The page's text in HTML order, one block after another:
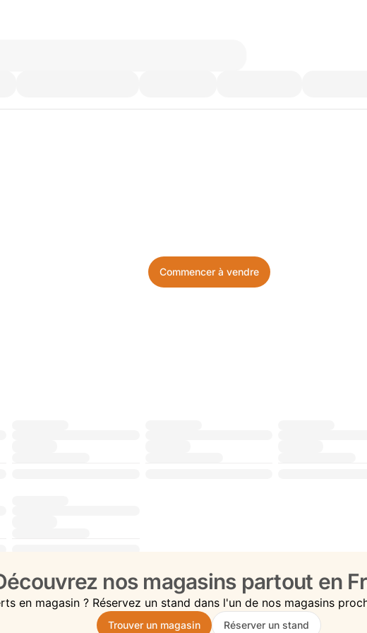
Commencer à vendre
nos magasins partout en
en magasin ? Réservez un stand dans l'un de nos magasins
Trouver un magasin Réserver un stand